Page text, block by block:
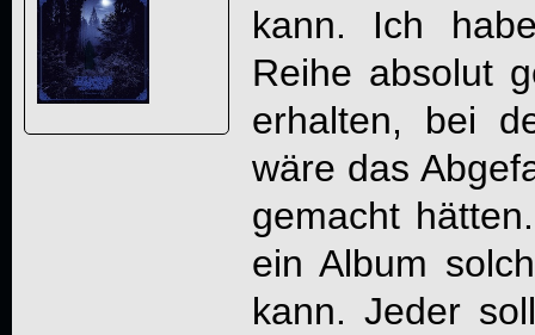
kann. Ich
Reihe absolut
erhalten, bei
wäre das
gemacht
ein Album
kann. Jeder